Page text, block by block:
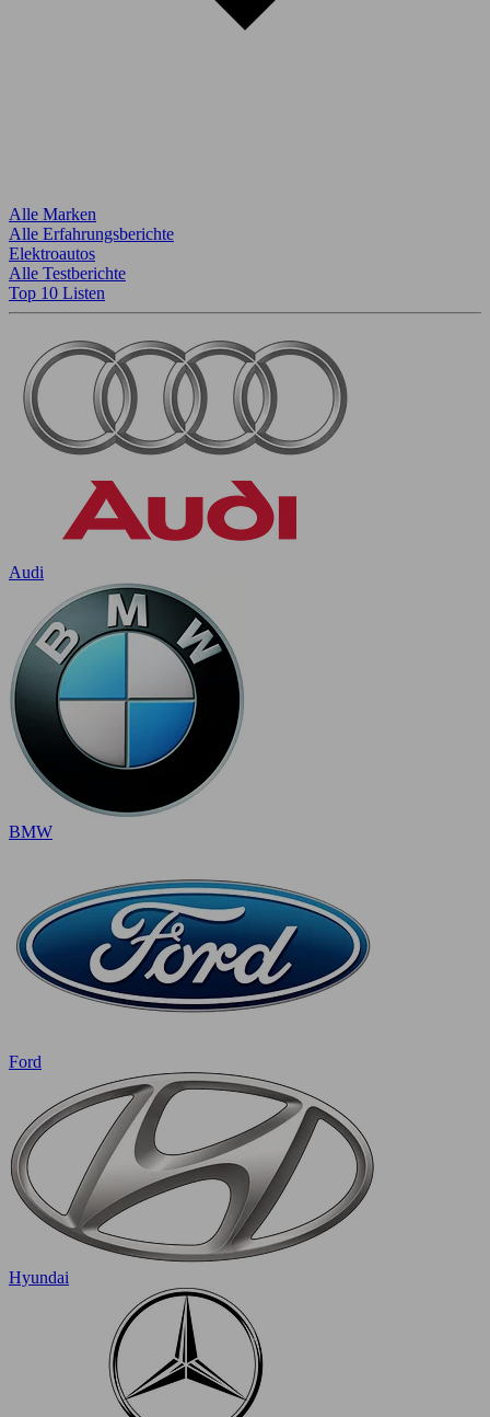
Alle Marken
Alle Erfahrungsberichte
Elektroautos
Alle Testberichte
Top 10 Listen
Audi
BMW
Ford
Hyundai